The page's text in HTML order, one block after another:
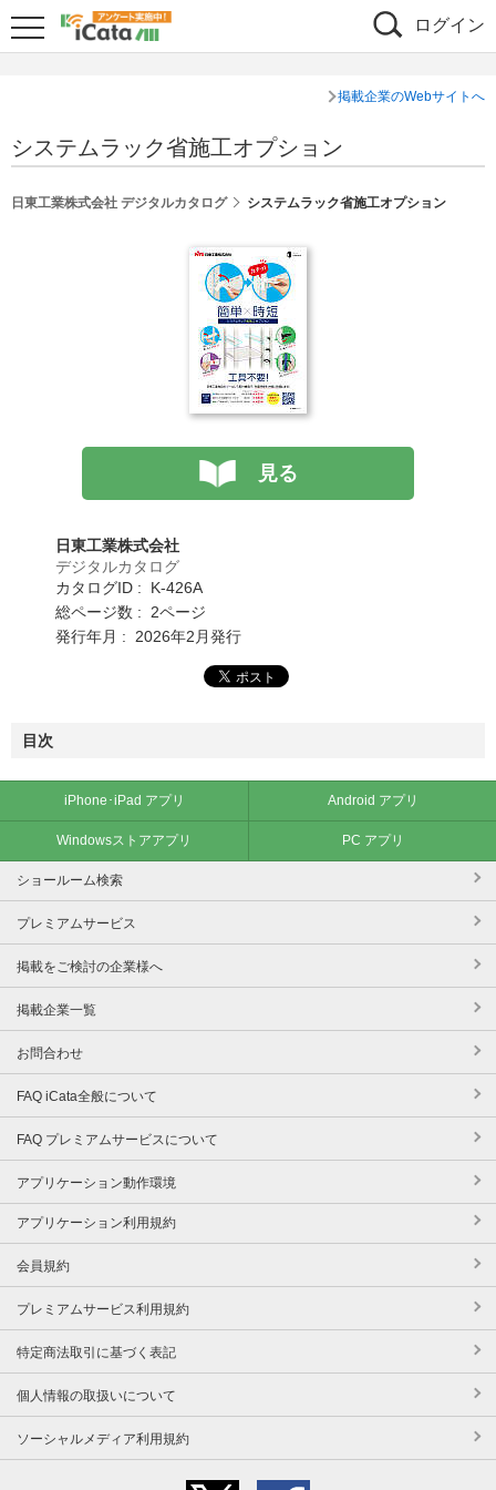
ログイン
掲載企業のWebサイトへ
システムラック省施工オプション
日東工業株式会社 デジタルカタログ システムラック省施工オプション
見る
日東工業株式会社
デジタルカタログ
カタログID : K-426A
総ページ数 : 2ページ
発行年月 : 2026年2月発行
目次
iPhone･iPad アプリ Android アプリ
Windowsストアアプリ PC アプリ
ショールーム検索
プレミアムサービス
掲載をご検討の企業様へ
掲載企業一覧
お問合わせ
FAQ iCata全般について
FAQ プレミアムサービスについて
アプリケーション動作環境
アプリケーション利用規約
会員規約
プレミアムサービス利用規約
特定商法取引に基づく表記
個人情報の取扱いについて
ソーシャルメディア利用規約